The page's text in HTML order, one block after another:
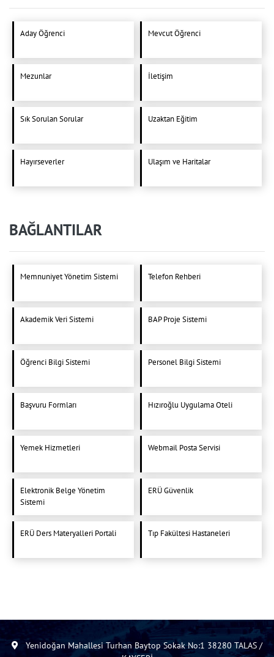
Aday Öğrenci Mevcut Öğrenci
Mezunlar İletişim
Sık Sorulan Sorular Uzaktan Eğitim
Hayırseverler Ulaşım ve Haritalar
BAĞLANTILAR
Memnuniyet Yönetim Sistemi Telefon Rehberi
Akademik Veri Sistemi BAP Proje Sistemi
Öğrenci Bilgi Sistemi Personel Bilgi Sistemi
Başvuru Formları Hızıroğlu Uygulama Oteli
Yemek Hizmetleri Webmail Posta Servisi
Elektronik Belge Yönetim
Sistemi
ERÜ Güvenlik
ERÜ Ders Materyalleri Portali Tıp Fakültesi Hastaneleri
Yenidoğan Mahallesi Turhan Baytop Sokak No:1 38280 TALAS /